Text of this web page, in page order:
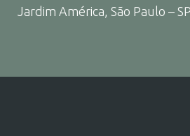
Jardim América, São Paulo – SP